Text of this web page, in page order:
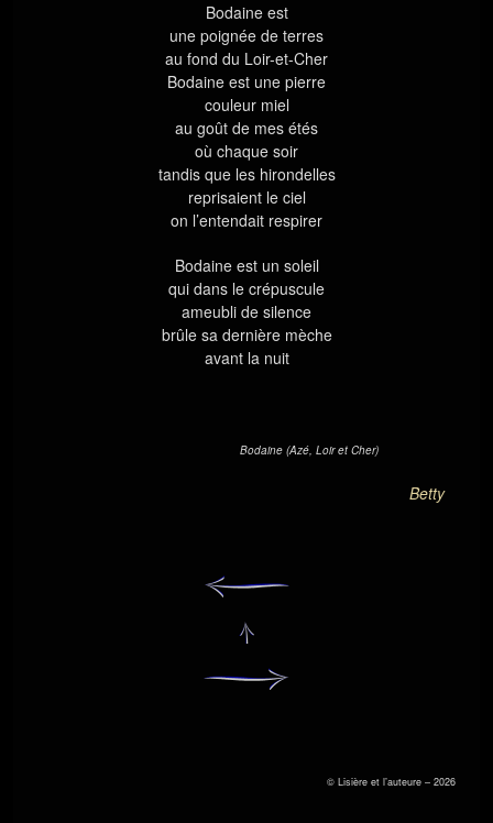
Bodaine est
une poignée de terres
au fond du Loir-et-Cher
Bodaine est une pierre
couleur miel
au goût de mes étés
où chaque soir
tandis que les hirondelles
reprisaient le ciel
on l’entendait respirer
Bodaine est un soleil
qui dans le crépuscule
ameubli de silence
brûle sa dernière mèche
avant la nuit
Bodaine (Azé, Loir et Cher)
Betty
© Lisière et l’auteure – 2026